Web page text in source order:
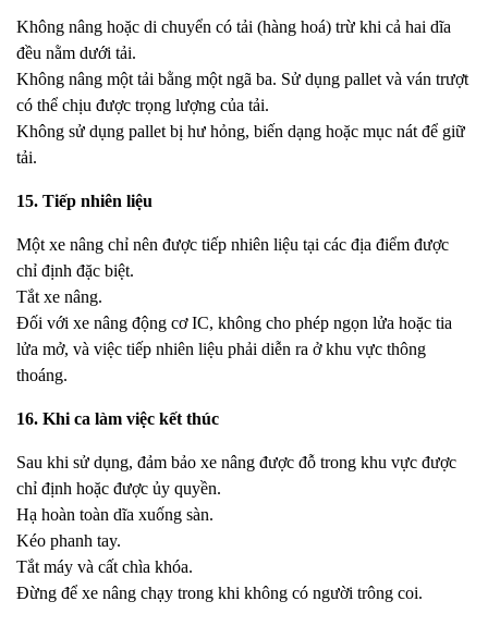
Không nâng hoặc di chuyển có tải (hàng hoá) trừ khi cả hai dĩa
đều nằm dưới tải.
Không nâng một tải bằng một ngã ba. Sử dụng pallet và ván trượt
có thể chịu được trọng lượng của tải.
Không sử dụng pallet bị hư hỏng, biến dạng hoặc mục nát để giữ
tải.
15. Tiếp nhiên liệu
Một xe nâng chỉ nên được tiếp nhiên liệu tại các địa điểm được
chỉ định đặc biệt.
Tắt xe nâng.
Đối với xe nâng động cơ IC, không cho phép ngọn lửa hoặc tia
lửa mở, và việc tiếp nhiên liệu phải diễn ra ở khu vực thông
thoáng.
16. Khi ca làm việc kết thúc
Sau khi sử dụng, đảm bảo xe nâng được đỗ trong khu vực được
chỉ định hoặc được ủy quyền.
Hạ hoàn toàn dĩa xuống sàn.
Kéo phanh tay.
Tắt máy và cất chìa khóa.
Đừng để xe nâng chạy trong khi không có người trông coi.